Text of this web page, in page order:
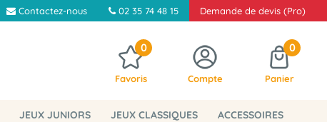
Contactez-nous 02 35 74 48 15 Demande de devis (Pro)
0
Favoris Compte
0
Panier
JEUX JUNIORS JEUX CLASSIQUES ACCESSOIRES